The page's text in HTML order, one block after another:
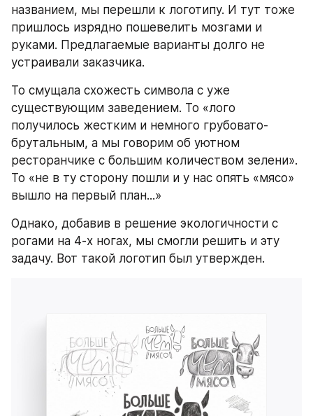
названием, мы перешли к логотипу. И тут тоже
пришлось изрядно пошевелить мозгами и
руками. Предлагаемые варианты долго не
устраивали заказчика.
То смущала схожесть символа с уже
существующим заведением. То «лого
получилось жестким и немного грубовато-
брутальным, а мы говорим об уютном
ресторанчике с большим количеством зелени».
То «не в ту сторону пошли и у нас опять «мясо»
вышло на первый план...»
Однако, добавив в решение экологичности с
рогами на 4-х ногах, мы смогли решить и эту
задачу. Вот такой логотип был утвержден.